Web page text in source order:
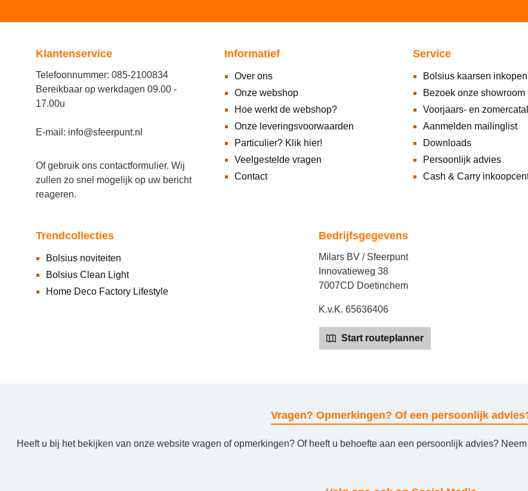
Klantenservice
Telefoonnummer: 085-2100834
Bereikbaar op werkdagen 09.00 -
17.00u
E-mail: info@sfeerpunt.nl
Of gebruik ons contactformulier. Wij
zullen zo snel mogelijk op uw bericht
reageren.
Informatief
Over ons
Onze webshop
Hoe werkt de webshop?
Onze leveringsvoorwaarden
Particulier? Klik hier!
Veelgestelde vragen
Contact
Service
Bolsius kaarsen inkopen
Bezoek onze showroom
Voorjaars- en
Aanmelden mailinglist
Downloads
Persoonlijk advies
Cash & Carry
Trendcollecties
Bolsius noviteiten
Bolsius Clean Light
Home Deco Factory Lifestyle
Bedrijfsgegevens
Milars BV / Sfeerpunt
Innovatieweg 38
7007CD Doetinchem
K.v.K. 65636406
Start routeplanner
Vragen? Opmerkingen? Of een persoonlijk
Heeft u bij het bekijken van onze website vragen of opmerkingen? Of heeft u behoefte aan een persoonlijk advies?